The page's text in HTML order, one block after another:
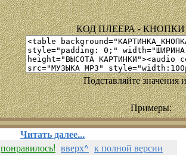
КОД ПЛЕЕРА - КНОПКИ
Подставляйте значения
Примеры:
Читать далее...
понравилось! вверх^ к полной версии